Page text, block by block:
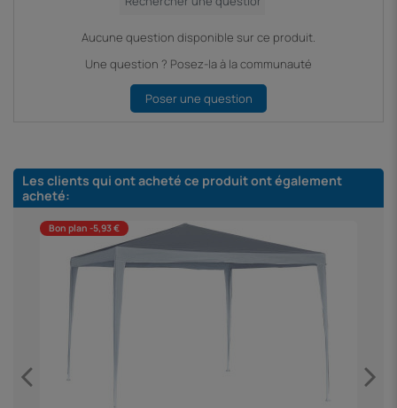
Aucune question disponible sur ce produit.
Une question ? Posez-la à la communauté
Poser une question
Les clients qui ont acheté ce produit ont également
acheté:
Bon plan -5,93 €